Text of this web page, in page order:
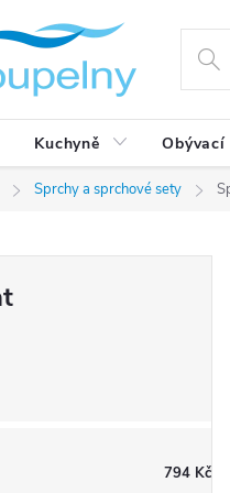
Kuchyně Obývací
Sprchy a sprchové sety
794 Kč